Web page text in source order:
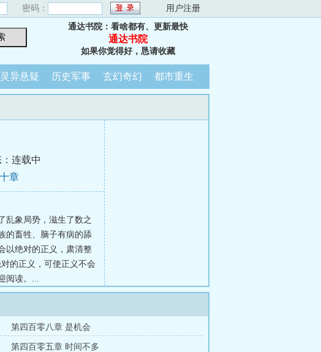
密码： 用户注册
通达书院：看啥都有、更新最快
通达书院
如果你觉得好，恳请收藏
灵异悬疑 历史军事 玄幻奇幻 都市重生
连载中
章
乱象局势，滋生了数之
的畜牲、脑子有病的舔
以绝对的正义，肃清整
的正义，可使正义不会
阅读。...
第四百零八章 是机会
第四百零五章 时间不多